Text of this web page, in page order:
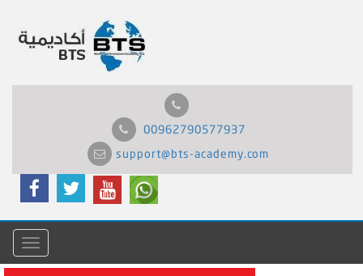
00962790577937
support@bts-academy.com
Menu